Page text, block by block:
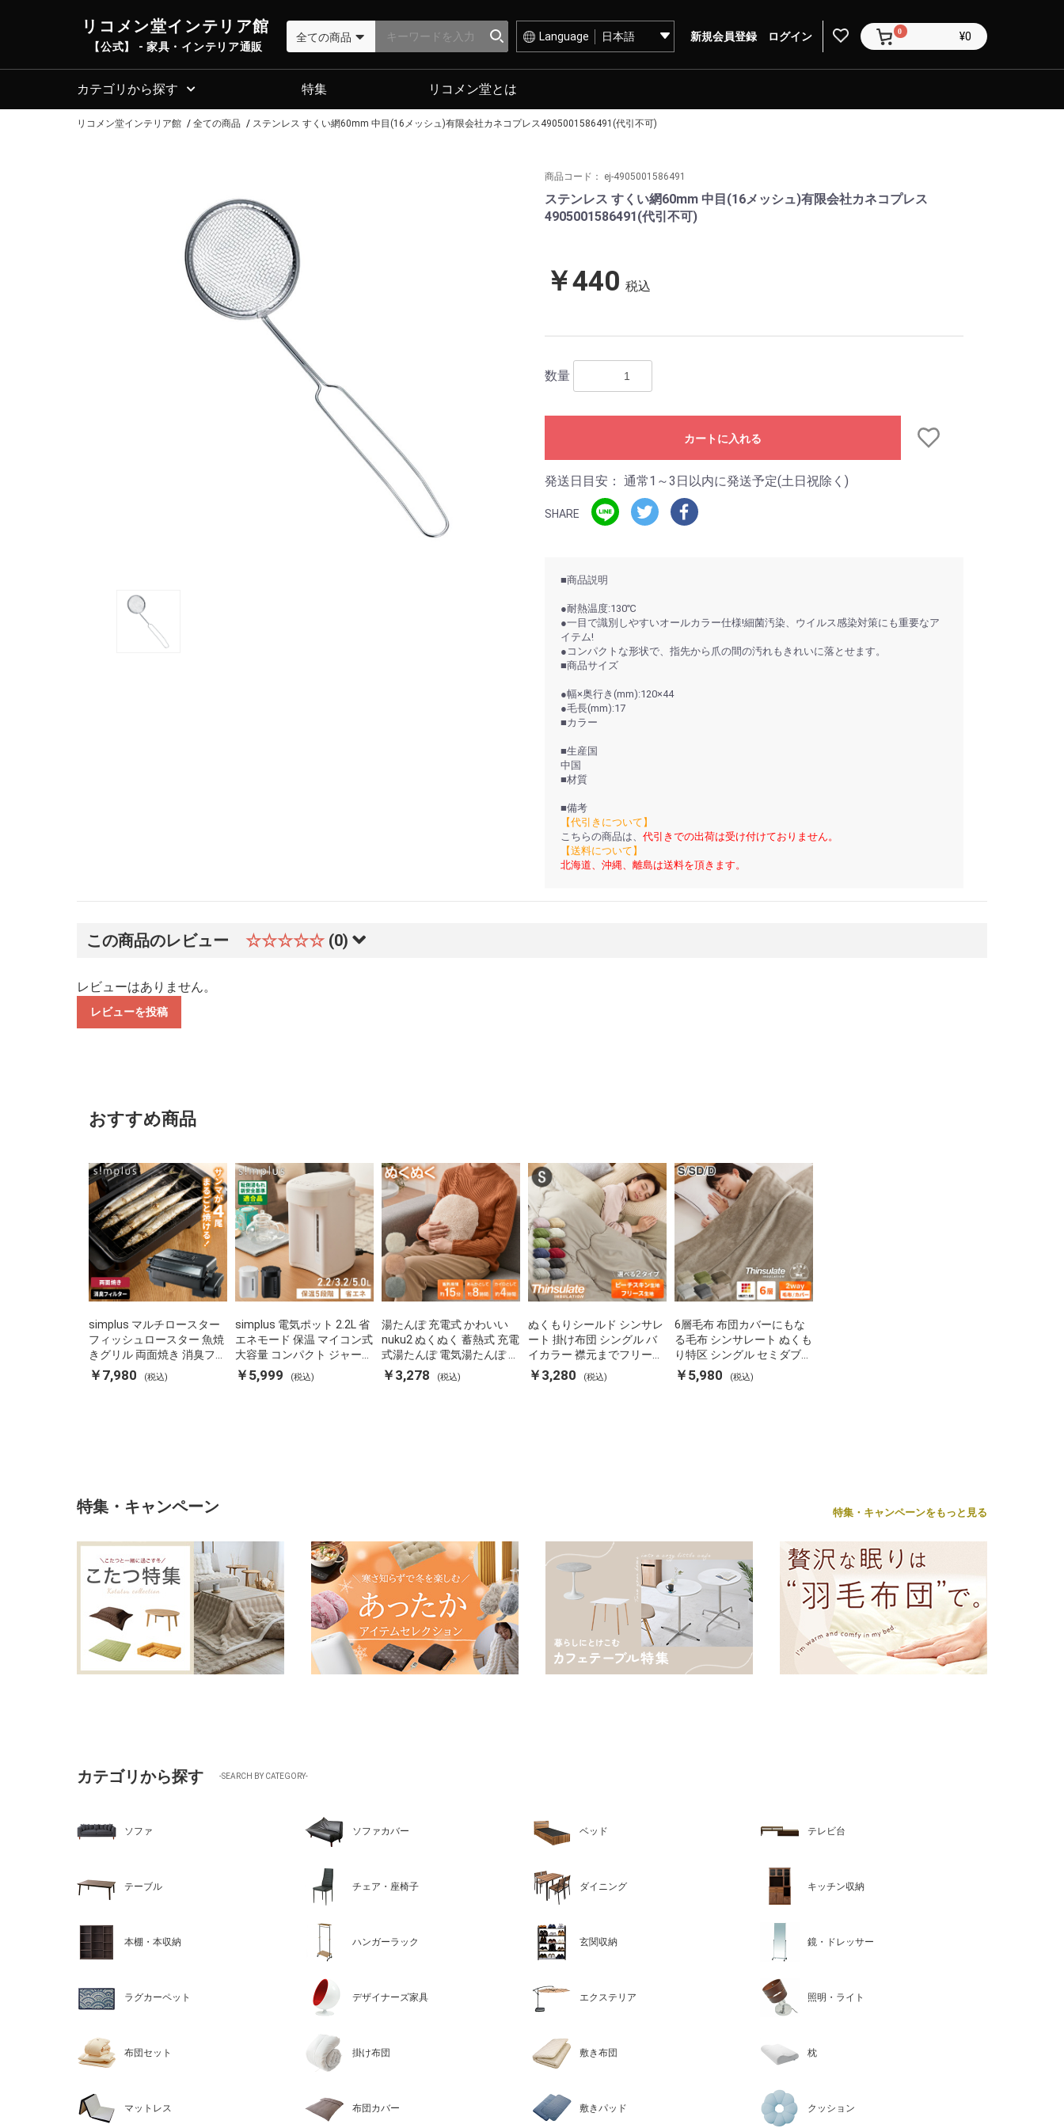
リコメン堂インテリア館
【公式】 - 家具・インテリア通販
Language 新規会員登録 ログイン 0 ¥0
カテゴリから探す 特集 リコメン堂とは
リコメン堂インテリア館 全ての商品 ステンレス すくい網60mm 中目(16メッシュ)有限会社カネコプレス4905001586491(代引不可)
商品コード： ej-4905001586491
ステンレス すくい網60mm 中目(16メッシュ)有限会社カネコプレス
4905001586491(代引不可)
￥440 税込
数量
カートに入れる
発送日目安： 通常1～3日以内に発送予定(土日祝除く)
SHARE
■商品説明
●耐熱温度:130℃
●一目で識別しやすいオールカラー仕様!細菌汚染、ウイルス感染対策にも重要なア
イテム!
●コンパクトな形状で、指先から爪の間の汚れもきれいに落とせます。
■商品サイズ
●幅×奥行き(mm):120×44
●毛長(mm):17
■カラー
■生産国
中国
■材質
■備考
【代引きについて】
こちらの商品は、 代引きでの出荷は受け付けておりません。
【送料について】
北海道、沖縄、離島は送料を頂きます。
この商品のレビュー ☆☆☆☆☆ (0)
レビューはありません。
レビューを投稿
おすすめ商品
simplus マルチロースター
フィッシュロースター 魚焼
きグリル 両面焼き 消臭フィ
ルター 焼き魚 両面ヒーター
タイマー付き SP-FRS01 マ
￥7,980 (税込)
simplus 電気ポット 2.2L 省
エネモード 保温 マイコン式
大容量 コンパクト ジャーポ
ット ポット カルキ抜き 空
焚き防止 温度調節 軽量 SP-
￥5,999 (税込)
湯たんぽ 充電式 かわいい
nuku2 ぬくぬく 蓄熱式 充電
式湯たんぽ 電気湯たんぽ コ
ードレス湯たんぽ エコ 節電
節約 省エネ 充電式エコ電気
￥3,278 (税込)
ぬくもりシールド シンサレ
ート 掛け布団 シングル バ
イカラー 襟元までフリース
カバーなしで使える 軽い 丸
洗い 断熱 保温 抗菌防臭 洗
￥3,280 (税込)
6層毛布 布団カバーにもな
る毛布 シンサレート ぬくも
り特区 シングル セミダブル
ダブル ブランケット 掛け布
団カバー フランネル 保温
￥5,980 (税込)
特集・キャンペーン 特集・キャンペーンをもっと見る
カテゴリから探す -SEARCH BY CATEGORY-
ソファ ソファカバー ベッド テレビ台
テーブル チェア・座椅子 ダイニング キッチン収納
本棚・本収納 ハンガーラック 玄関収納 鏡・ドレッサー
ラグカーペット デザイナーズ家具 エクステリア 照明・ライト
布団セット 掛け布団 敷き布団 枕
マットレス 布団カバー 敷きパッド クッション